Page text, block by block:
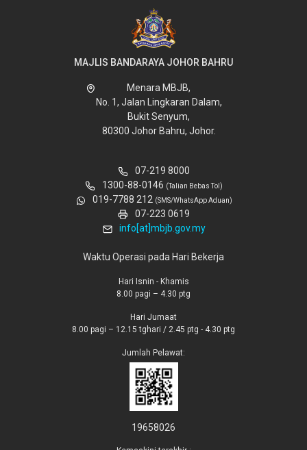
MAJLIS BANDARAYA JOHOR BAHRU
Menara MBJB,
No. 1, Jalan Lingkaran Dalam,
Bukit Senyum,
80300 Johor Bahru, Johor.
07-219 8000
1300-88-0146 (Talian Bebas Tol)
019-7788 212 (SMS/WhatsApp Aduan)
07-223 0619
info[at]mbjb.gov.my
Waktu Operasi pada Hari Bekerja
Hari Isnin - Khamis
8.00 pagi – 4.30 ptg
Hari Jumaat
8.00 pagi – 12.15 tghari / 2.45 ptg - 4.30 ptg
Jumlah Pelawat:
19658026